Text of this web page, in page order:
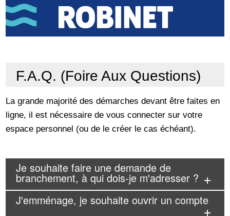
F.A.Q. (Foire Aux Questions)
La grande majorité des démarches devant être faites en
ligne, il est nécessaire de vous connecter sur votre
espace personnel (ou de le créer le cas échéant).
Je souhaite faire une demande de
branchement, à qui dois-je m'adresser ?
J'emménage, je souhaite ouvrir un compte